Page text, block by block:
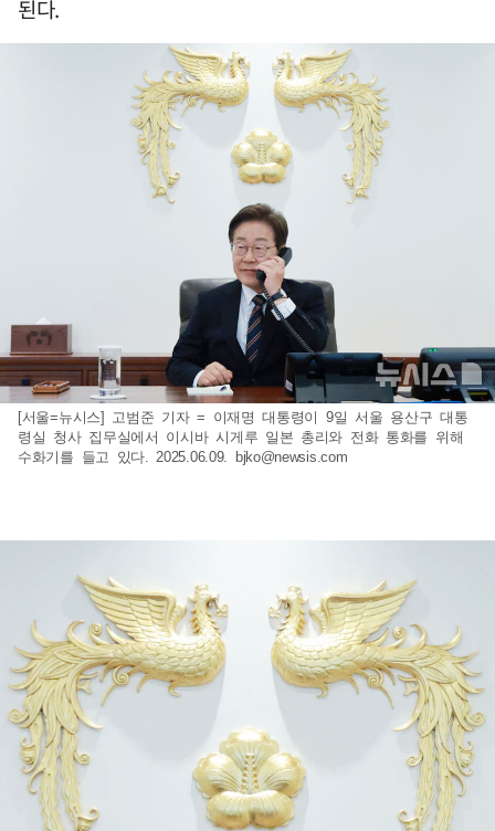
된다.
[서울=뉴시스] 고범준 기자 = 이재명 대통령이 9일 서울 용산구 대통
령실 청사 집무실에서 이시바 시게루 일본 총리와 전화 통화를 위해
수화기를 들고 있다. 2025.06.09. bjko@newsis.com